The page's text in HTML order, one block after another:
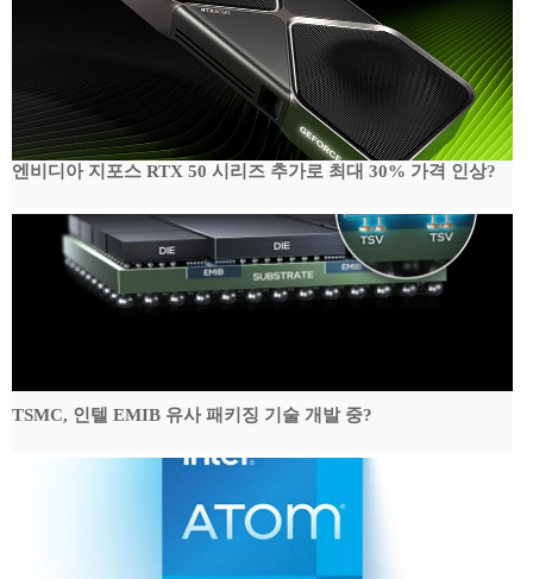
엔비디아 지포스 RTX 50 시리즈 추가로 최대 30% 가격 인상?
TSMC, 인텔 EMIB 유사 패키징 기술 개발 중?